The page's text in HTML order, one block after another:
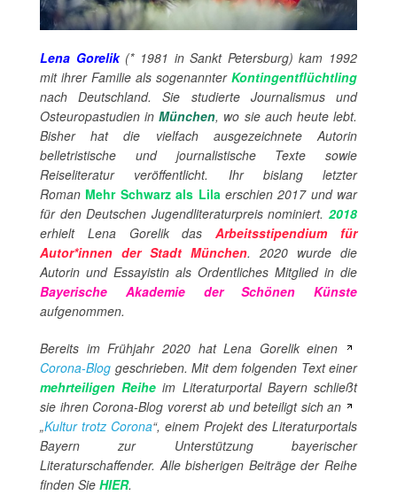
Lena Gorelik(* 1981 in Sankt Petersburg) kam 1992
mit ihrer Familie als sogenannter Kontingentflüchtling
nach Deutschland. Sie studierte Journalismus und
Osteuropastudien inMünchen, wo sie auch heute lebt.
Bisher hat die vielfach ausgezeichnete Autorin
belletristische und journalistische Texte sowie
Reiseliteratur veröffentlicht. Ihr bislang letzter
Roman Mehr Schwarz als Lilaerschien 2017 und war
für den Deutschen Jugendliteraturpreis nominiert. 2018
erhielt Lena Gorelik dasArbeitsstipendium für
Autor*innen der Stadt München. 2020 wurde die
Autorin und Essayistin als Ordentliches Mitglied in die
Bayerische Akademie der Schönen Künste
aufgenommen.
Bereits im Frühjahr 2020 hat Lena Gorelik einen
Corona-Blog geschrieben. Mit dem folgenden Text einer
mehrteiligen Reihe im Literaturportal Bayern schließt
sie ihren Corona-Blog vorerst ab und beteiligt sich an
„Kultur trotz Corona“, einem Projekt des Literaturportals
Bayern zur Unterstützung bayerischer
Literaturschaffender. Alle bisherigen Beiträge der Reihe
finden Sie HIER.